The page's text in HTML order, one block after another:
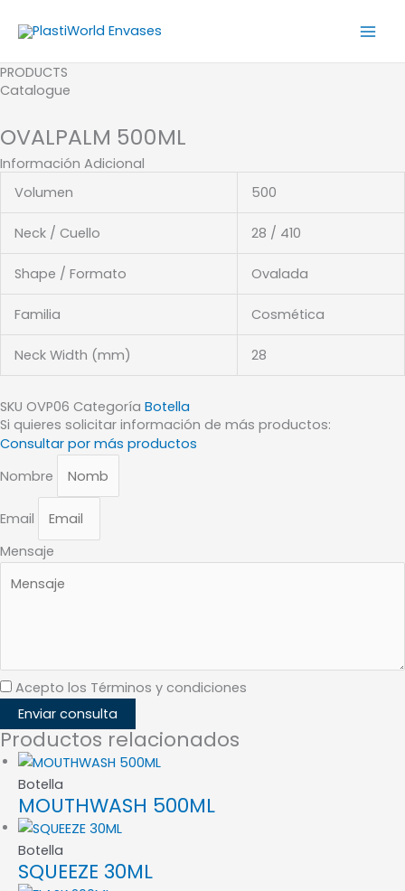
PRODUCTS
Catalogue
OVALPALM 500ML
Información Adicional
Volumen
500
Neck / Cuello 28 / 410
Shape / Formato Ovalada
Familia Cosmética
Neck Width (mm) 28
SKU OVP06 Categoría Botella
Si quieres solicitar información de más productos:
Consultar por más productos
Nombre
Email
Mensaje
Acepto los Términos y condiciones
Enviar consulta
Productos relacionados
Botella
MOUTHWASH 500ML
Botella
SQUEEZE 30ML